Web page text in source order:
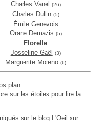
Charles Vanel (26)
Charles Dullin (5)
Émile Genevois
Orane Demazis (5)
Florelle
Josseline Gaël
(3)
Marguerite Moreno (6)
plan.
sur les étoiles pour lire la
sur le blog L'Oeil sur